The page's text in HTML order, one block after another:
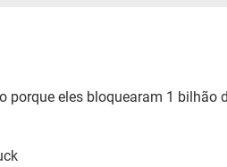
porque eles bloquearam 1 bilhão